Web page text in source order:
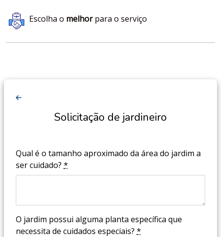
Escolha o melhorpara o serviço
Solicitação de jardineiro
Qual é o tamanho aproximado da área do jardim a
ser cuidado? *
O jardim possui alguma planta específica que
necessita de cuidados especiais? *